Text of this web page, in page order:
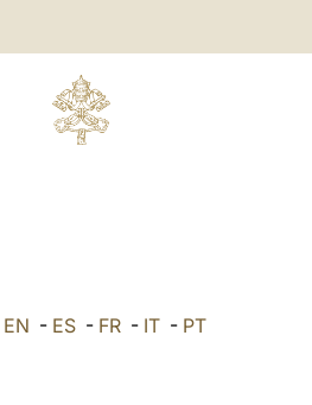
EN - ES - FR - IT - PT